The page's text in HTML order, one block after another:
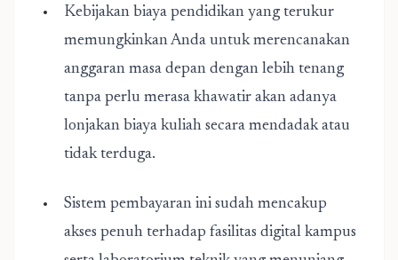
Kebijakan biaya pendidikan yang terukur
memungkinkan Anda untuk merencanakan
anggaran masa depan dengan lebih tenang
tanpa perlu merasa khawatir akan adanya
lonjakan biaya kuliah secara mendadak atau
tidak terduga.
Sistem pembayaran ini sudah mencakup
akses penuh terhadap fasilitas digital kampus